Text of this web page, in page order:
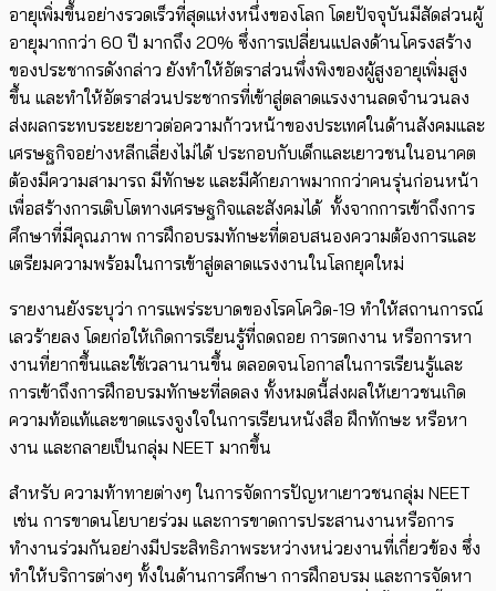
อายุเพิ่มขึ้นอย่างรวดเร็วที่สุดแห่งหนึ่งของโลก โดยปัจจุบันมีสัดส่วนผู้
อายุมากกว่า 60 ปี มากถึง 20% ซึ่งการเปลี่ยนแปลงด้านโครงสร้าง
ของประชากรดังกล่าว ยังทำให้อัตราส่วนพึ่งพิงของผู้สูงอายุเพิ่มสูง
ขึ้น และทำให้อัตราส่วนประชากรที่เข้าสู่ตลาดแรงงานลดจำนวนลง
ส่งผลกระทบระยะยาวต่อความก้าวหน้าของประเทศในด้านสังคมและ
เศรษฐกิจอย่างหลีกเลี่ยงไม่ได้ ประกอบกับ​​เด็กและเยาวชนในอนาคต
ต้องมีความสามารถ ​มีทักษะ และมีศักยภาพมากกว่าคนรุ่นก่อนหน้า
เพื่อสร้างการเติบโตทางเศรษฐกิจและสังคมได้ ​ ​ทั้งจากการเข้าถึงการ
ศึกษาที่มีคุณภาพ การฝึกอบรมทักษะที่ตอบสนองความต้องการและ
เตรียมความพร้อมในการเข้าสู่ตลาดแรงงานในโลกยุคใหม่
รายงานยังระบุว่า การแพร่ระบาดของโรคโควิด-19 ทำให้สถานการณ์
เลวร้ายลง โดยก่อให้เกิดการเรียนรู้ที่ถดถอย การตกงาน หรือการหา
งานที่ยากขึ้นและใช้เวลานานขึ้น ตลอดจนโอกาสในการเรียนรู้และ
การเข้าถึงการฝึกอบรมทักษะที่ลดลง ทั้งหมดนี้ส่งผลให้เยาวชนเกิด
ความท้อแท้และขาดแรงจูงใจในการเรียนหนังสือ ฝึกทักษะ หรือหา
งาน และกลายเป็นกลุ่ม NEET มากขึ้น
สำหรับ ความท้าทายต่างๆ ในการจัดการปัญหาเยาวชนกลุ่ม NEET
เช่น การขาดนโยบายร่วม และการขาดการประสานงานหรือการ
ทำงานร่วมกันอย่างมีประสิทธิภาพระหว่างหน่วยงานที่เกี่ยวข้อง ซึ่ง
ทำให้บริการต่างๆ ทั้งในด้านการศึกษา การฝึกอบรม และการจัดหา